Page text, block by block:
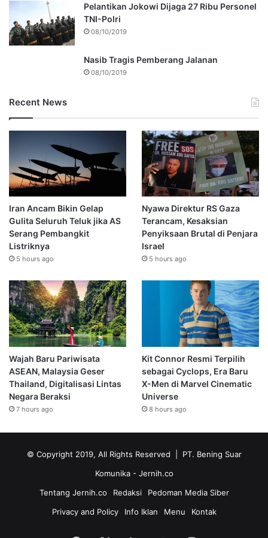
Pelantikan Jokowi Dijaga 27 Ribu Personel
TNI-Polri
08/10/2019
Nasib Tragis Pemberang Jalanan
08/10/2019
Recent News
Iran Ancam Bikin Gelap
Gulita Seluruh Teluk jika AS
Serang Pembangkit
Listriknya
5 hours ago
Nyawa Direktur RS Gaza
Terancam, Kesaksian
Penyiksaan Brutal di Penjara
Israel
5 hours ago
Wajah Baru Pariwisata
ASEAN, Malaysia Geser
Thailand, Digitalisasi Lintas
Negara Beraksi
7 hours ago
Kit Connor Resmi Terpilih
sebagai Cyclops, Era Baru
X-Men di Marvel Cinematic
Universe
8 hours ago
© Copyright 2019, All Rights Reserved | PT. Bening Suar
Komunika - Jernih.co
Tentang Jernih.co
Redaksi
Pedoman Media Siber
Privacy and Policy
Info Iklan Menu Kontak